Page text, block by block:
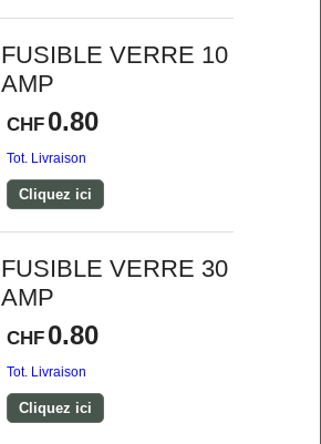
FUSIBLE VERRE 10
AMP
CHF 0.80
Tot. Livraison
Cliquez ici
FUSIBLE VERRE 30
AMP
CHF 0.80
Tot. Livraison
Cliquez ici